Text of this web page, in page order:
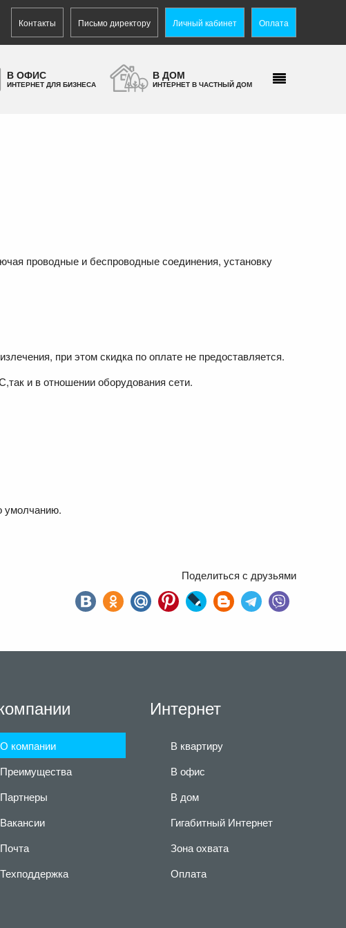
Контакты Письмо директору Личный кабинет Оплата
В ОФИС
ИНТЕРНЕТ ДЛЯ БИЗНЕСА
В ДОМ
ИНТЕРНЕТ В ЧАСТНЫЙ ДОМ
проводные и беспроводные соединения, установку
при этом скидка по оплате не предоставляется.
и в отношении оборудования сети.
умолчанию.
Поделиться с друзьями
О компании
Преимущества
Партнеры
Вакансии
Почта
Техподдержка
Интернет
В квартиру
В офис
В дом
Гигабитный Интернет
Зона охвата
Оплата